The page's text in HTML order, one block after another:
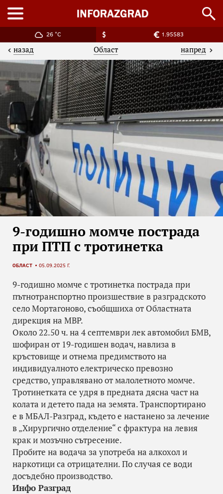
26 °C 1.95583
назад Област напред
9-годишно момче пострада
при ПТП с тротинетка
ОБЛАСТ 05.09.2025 Г.
9-годишно момче с тротинетка пострада при
пътнотранспортно произшествие в разградското
село Мортагоново, съобщшиха от Областната
дирекция на МВР.
Около 22.50 ч. на 4 септември лек автомобил БМВ,
шофиран от 19-годишен водач, навлиза в
кръстовище и отнема предимството на
индивидуалното електрическо превозно
средство, управлявано от малолетното момче.
Тротинетката се удря в предната дясна част на
колата и детето пада на земята. Транспортирано
е в МБАЛ-Разград, където е настанено за лечение
в „Хирургично отделение“ с фрактура на левия
крак и мозъчно сътресение.
Пробите на водача за употреба на алкохол и
наркотици са отрицателни. По случая се води
досъдебно производство.
Инфо Разград